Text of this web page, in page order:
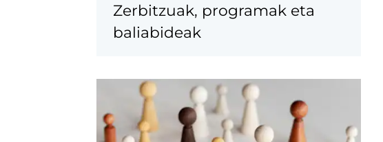
Zerbitzuak, programak eta
baliabideak